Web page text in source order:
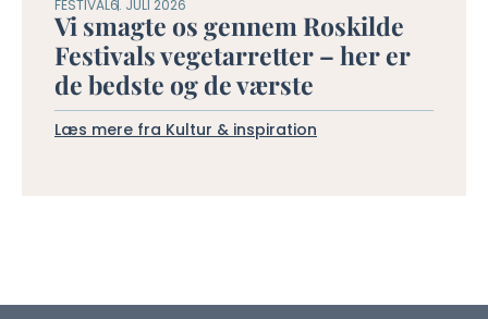
FESTIVAL6. JULI 2026
Vi smagte os gennem Roskilde
Festivals vegetarretter – her er
de bedste og de værste
Læs mere fra Kultur & inspiration